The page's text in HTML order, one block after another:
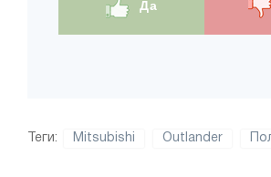
Да
Теги: Mitsubishi Outlander